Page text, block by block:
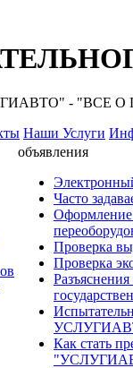
- "ВСЕ
Наши Услуги
объявления
Часто
Оформление
Проверка
Проверка
Разъяснения
Как стать